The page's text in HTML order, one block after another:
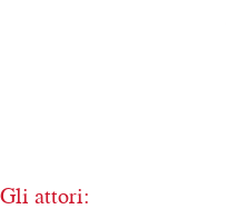
Gli attori: